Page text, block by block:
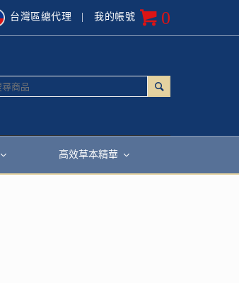
| 我的帳號 0
台灣區總代理
高效草本精華